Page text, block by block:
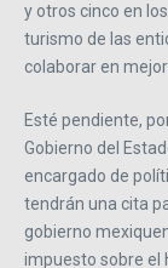
y otros cinco en
turismo de las
colaborar en
Esté pendiente,
Gobierno del
encargado de
tendrán una cita
gobierno
impuesto sobre el